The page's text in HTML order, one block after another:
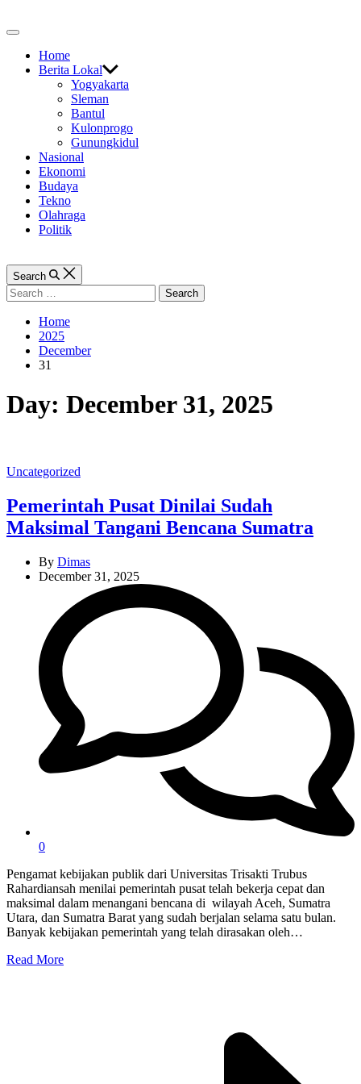
to
Off
CanvasHome
Berita Lokal
Yogyakarta
Sleman
Bantul
Kulonprogo
Gunungkidul
Nasional
Ekonomi
Budaya
Tekno
Olahraga
Politik
Search
Search
for:
Home
2025
December
31
Day: December 31, 2025
Categories
Uncategorized
Pemerintah Pusat Dinilai Sudah
Maksimal Tangani Bencana Sumatra
By Dimas
December 31, 2025
0
Pengamat kebijakan publik dari Universitas Trisakti Trubus
Rahardiansah menilai pemerintah pusat telah bekerja cepat dan
maksimal dalam menangani bencana di wilayah Aceh, Sumatra
Utara, dan Sumatra Barat yang sudah berjalan selama satu bulan.
Banyak kebijakan pemerintah yang telah dirasakan oleh…
Read More